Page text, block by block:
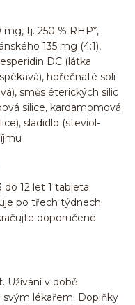
tj. 250 % RHP*,
135 mg (4:1),
DC (látka
hořečnaté soli
směs éterických silic
silice, kardamomová
sladidlo (steviol-
do 12 let 1 tableta
po třech týdnech
doporučené
Užívání v době
lékařem. Doplňky